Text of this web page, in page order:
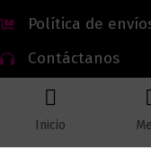
Política de
Contáctanos
Todos los
Inicio